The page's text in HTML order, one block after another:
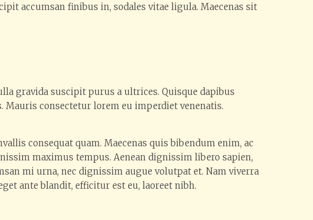
accumsan finibus in, sodales vitae ligula. Maecenas sit
gravida suscipit purus a ultrices. Quisque dapibus
consectetur lorem eu imperdiet venenatis.
consequat quam. Maecenas quis bibendum enim, ac
maximus tempus. Aenean dignissim libero sapien,
mi urna, nec dignissim augue volutpat et. Nam viverra
ante blandit, efficitur est eu, laoreet nibh.